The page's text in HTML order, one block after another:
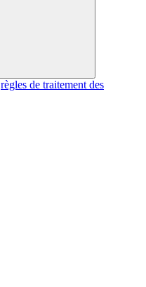
règles de traitement des